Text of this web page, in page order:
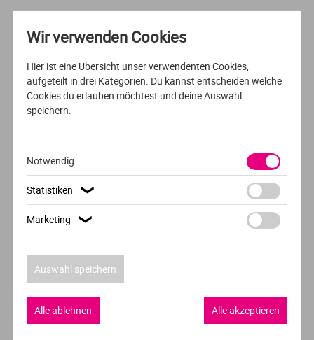
DEUTSCH
Evangelische Theologie
Evangelische Hochschule Tabor
Empfehlung der Redaktion
Wir verwenden Cookies
Hier ist eine Übersicht unser verwendenten Cookies,
aufgeteilt in drei Kategorien. Du kannst entscheiden welche
Cookies du erlauben möchtest und deine Auswahl
speichern.
Notwendig
Statistiken ❯
Marketing ❯
Auswahl speichern
Alle akzeptieren
Alle ablehnen